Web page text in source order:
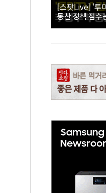
[스팟Live] '투
동산 정책 점수
대토론회